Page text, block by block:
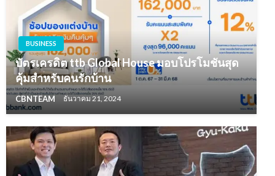
BUSINESS
บัตรเครดิต ttb Global House มอบโปรโมชันสุด
คุ้มสำหรับคนรักบ้าน
CBNTEAM ธันวาคม 21, 2024